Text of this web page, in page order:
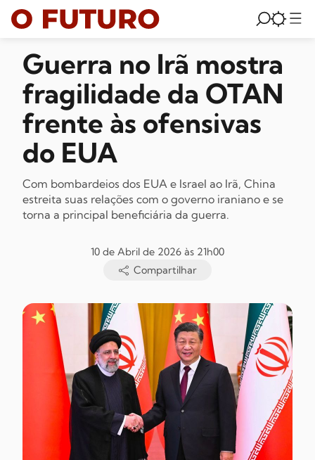
Guerra no Irã mostra
fragilidade da OTAN
frente às ofensivas
do EUA
Com bombardeios dos EUA e Israel ao Irã, China
estreita suas relações com o governo iraniano e se
torna a principal beneficiária da guerra.
10 de Abril de 2026 às 21h00
Compartilhar